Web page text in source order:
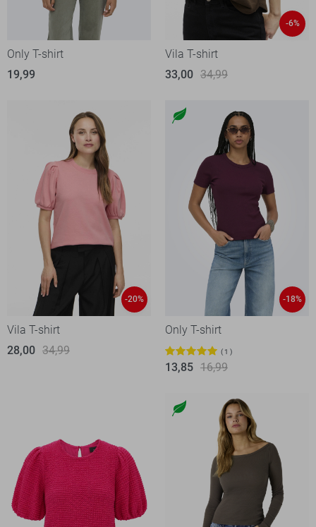
Only T-shirt
19,99
-6%
Vila T-shirt
33,00 34,99
-20%
Vila T-shirt
28,00 34,99
-18%
Only T-shirt
1
13,85 16,99